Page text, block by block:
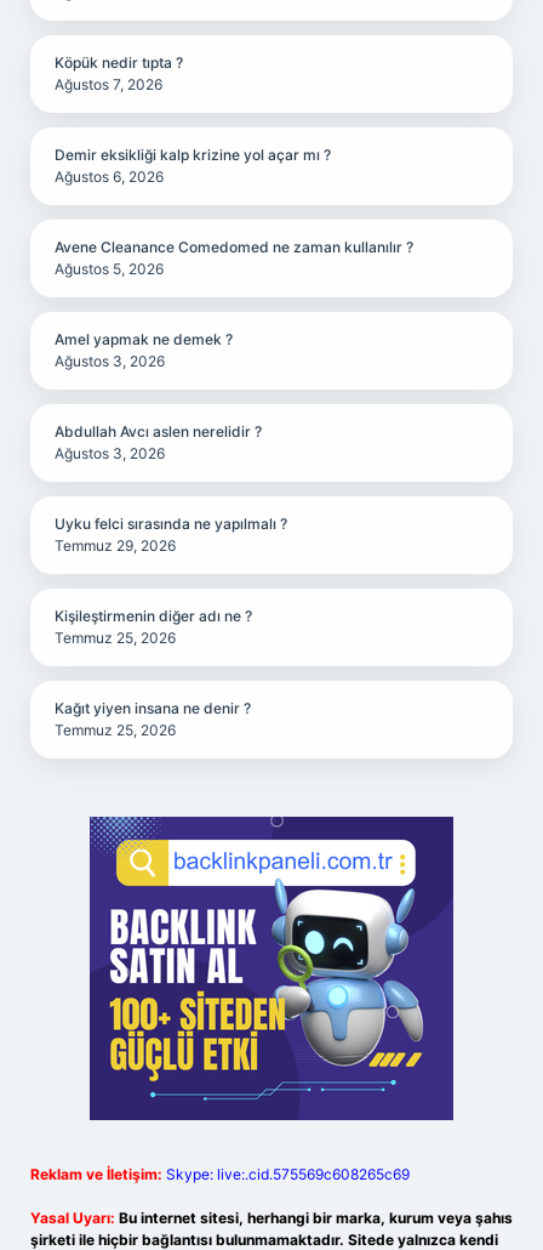
Köpük nedir tıpta ?
Ağustos 7, 2026
Demir eksikliği kalp krizine yol açar mı ?
Ağustos 6, 2026
Avene Cleanance Comedomed ne zaman kullanılır ?
Ağustos 5, 2026
Amel yapmak ne demek ?
Ağustos 3, 2026
Abdullah Avcı aslen nerelidir ?
Ağustos 3, 2026
Uyku felci sırasında ne yapılmalı ?
Temmuz 29, 2026
Kişileştirmenin diğer adı ne ?
Temmuz 25, 2026
Kağıt yiyen insana ne denir ?
Temmuz 25, 2026
Reklam ve İletişim: Skype: live:.cid.575569c608265c69
Yasal Uyarı: Bu internet sitesi, herhangi bir marka, kurum veya şahıs
şirketi ile hiçbir bağlantısı bulunmamaktadır. Sitede yalnızca kendi